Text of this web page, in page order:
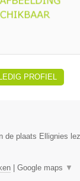
PROFIEL
de plaats Ellignies
Google maps ▼